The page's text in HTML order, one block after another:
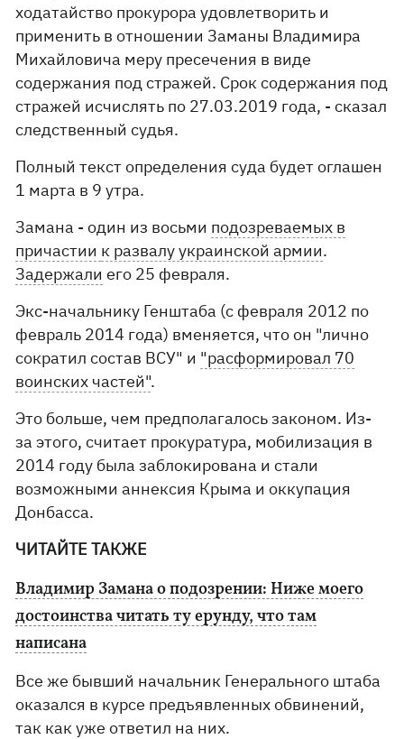
ходатайство прокурора удовлетворить и
применить в отношении Заманы Владимира
Михайловича меру пресечения в виде
содержания под стражей. Срок содержания под
стражей исчислять по 27.03.2019 года, - сказал
следственный судья.
Полный текст определения суда будет оглашен
1 марта в 9 утра.
Замана - один из восьми подозреваемых в
причастии к развалу украинской армии.
Задержали его 25 февраля.
Экс-начальнику Генштаба (с февраля 2012 по
февраль 2014 года) вменяется, что он "лично
сократил состав ВСУ" и "расформировал 70
воинских частей".
Это больше, чем предполагалось законом. Из-
за этого, считает прокуратура, мобилизация в
2014 году была заблокирована и стали
возможными аннексия Крыма и оккупация
Донбасса.
ЧИТАЙТЕ ТАКЖЕ
Владимир Замана о подозрении: Ниже моего
достоинства читать ту ерунду, что там
написана
Все же бывший начальник Генерального штаба
оказался в курсе предъявленных обвинений,
так как уже ответил на них.